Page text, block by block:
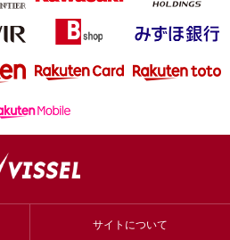
サイトについて